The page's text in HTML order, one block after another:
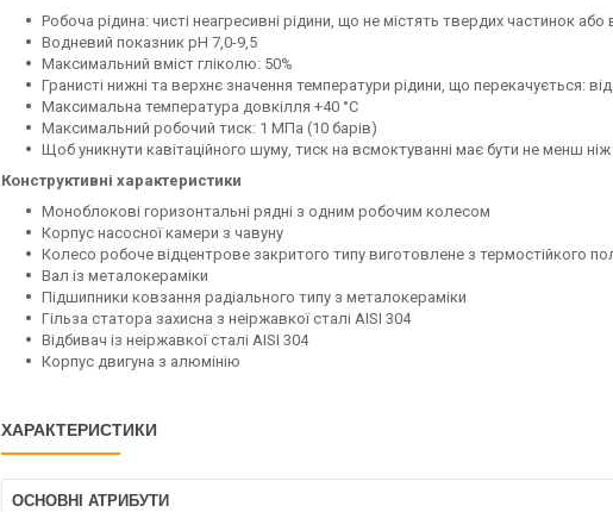
Робоча рідина: чисті неагресивні рідини, що не містять твердих частинок
Водневий показник pH 7,0-9,5
Максимальний вміст гліколю: 50%
Гранисті нижні та верхнє значення температури рідини, що перекачується: від
Максимальна температура довкілля +40 °C
Максимальний робочий тиск: 1 МПа (10 барів)
Щоб уникнути кавітаційного шуму, тиск на всмоктуванні має бути не менш
Конструктивні характеристики
Моноблокові горизонтальні рядні з одним робочим колесом
Корпус насосної камери з чавуну
Колесо робоче відцентрове закритого типу виготовлене з термостійкого
Вал із металокераміки
Підшипники ковзання радіального типу з металокераміки
Гільза статора захисна з неіржавкої сталі AISI 304
Відбивач із неіржавкої сталі AISI 304
Корпус двигуна з алюмінію
ХАРАКТЕРИСТИКИ
ОСНОВНІ АТРИБУТИ